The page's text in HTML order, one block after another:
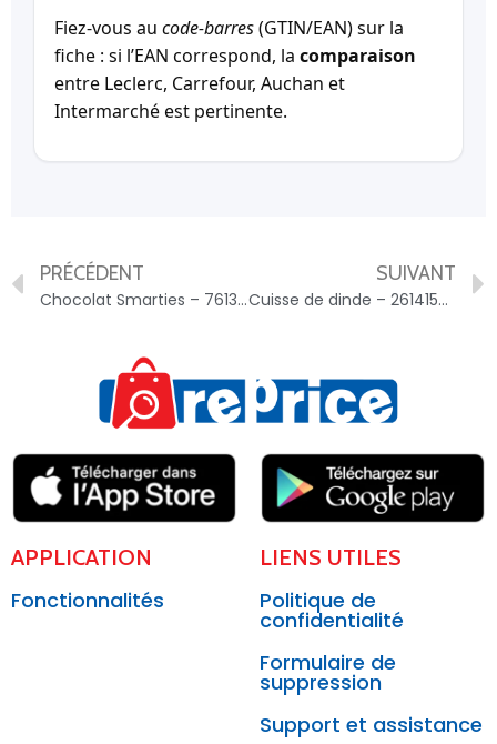
Fiez-vous au code-barres(GTIN/EAN) sur la
fiche : si l’EAN correspond, la comparaison
entre Leclerc, Carrefour, Auchan et
Intermarché est pertinente.
PRÉCÉDENT
Chocolat Smarties – 7613035078581
SUIVANT
Cuisse de dinde – 2614159035752
APPLICATION
Fonctionnalités
LIENS UTILES
Politique de
confidentialité
Formulaire de
suppression
Support et assistance